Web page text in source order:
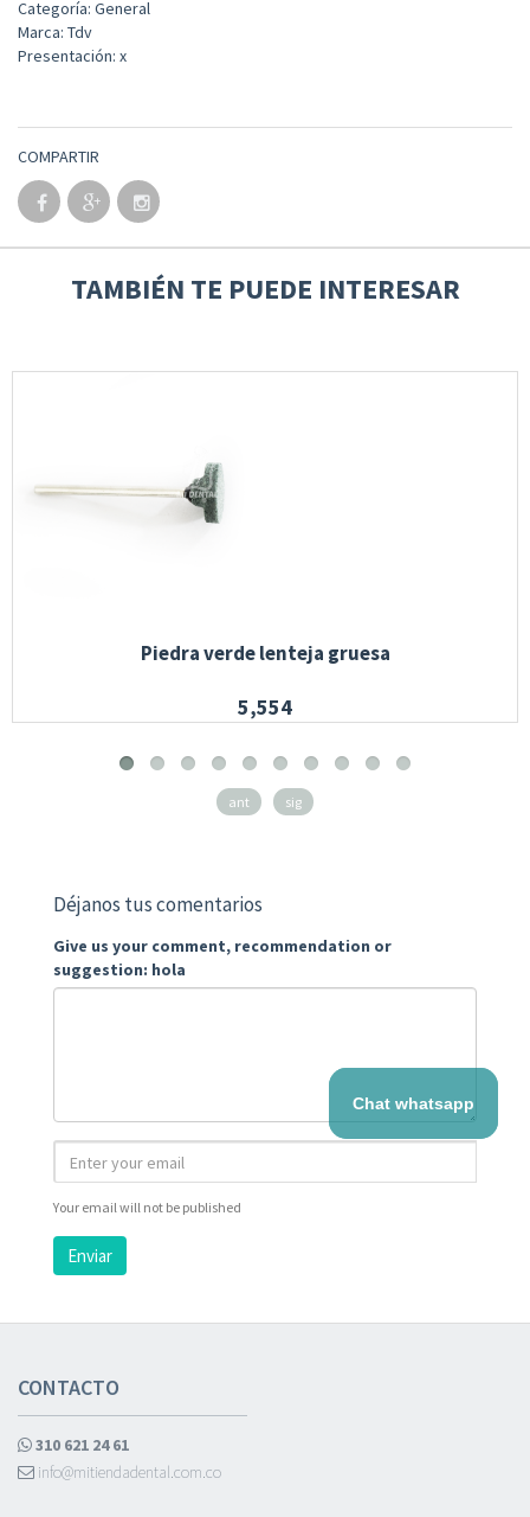
Categoría: General
Marca: Tdv
Presentación: x
COMPARTIR
TAMBIÉN TE PUEDE INTERESAR
Piedra verde lenteja gruesa
5,554
ant sig
Déjanos tus comentarios
Give us your comment, recommendation or
suggestion: hola
Your email will not be published
Enviar
CONTACTO
310 621 24 61
info@mitiendadental.com.co
Chat whatsapp